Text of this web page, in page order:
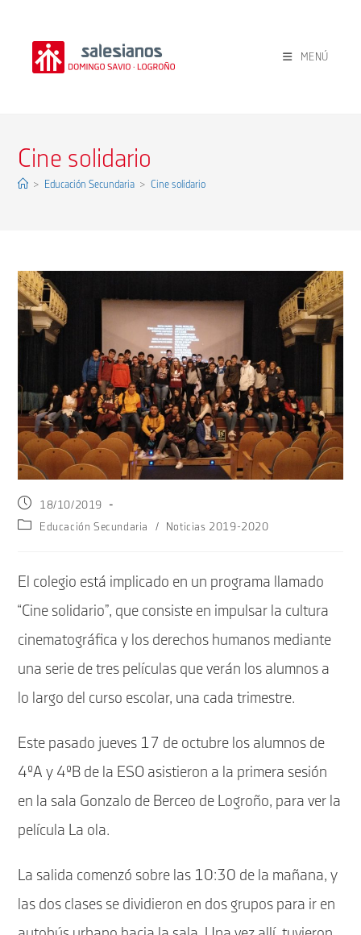
contenido
MENÚ
Cine solidario
> Educación Secundaria > Cine solidario
Publicación
de
la
18/10/2019
CategoríaEducación Secundaria / Noticias 2019-2020
El colegio está implicado en un programa llamado
“Cine solidario”, que consiste en impulsar la cultura
cinematográfica y los derechos humanos mediante
una serie de tres películas que verán los alumnos a
lo largo del curso escolar, una cada trimestre.
Este pasado jueves 17 de octubre los alumnos de
4ºA y 4ºB de la ESO asistieron a la primera sesión
en la sala Gonzalo de Berceo de Logroño, para ver la
película La ola.
La salida comenzó sobre las 10:30 de la mañana, y
las dos clases se dividieron en dos grupos para ir en